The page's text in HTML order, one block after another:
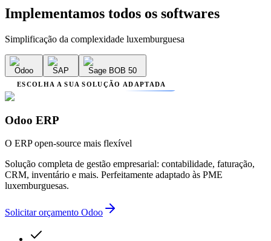
Implementamos todos os softwares
Simplificação da complexidade luxemburguesa
Odoo SAP Sage BOB 50
ESCOLHA A SUA SOLUÇÃO ADAPTADA
Odoo ERP
O ERP open-source mais flexível
Solução completa de gestão empresarial: contabilidade, faturação,
CRM, inventário e mais. Perfeitamente adaptado às PME
luxemburguesas.
Solicitar orçamento Odoo